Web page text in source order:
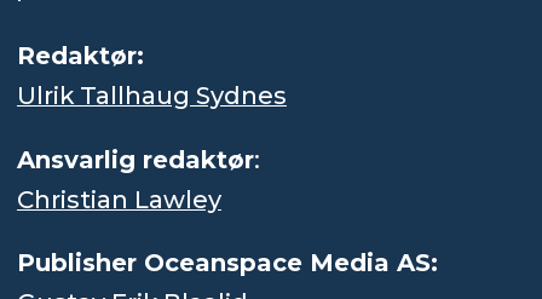
Redaktør:
Ulrik Tallhaug Sydnes
Ansvarlig redaktør:
Christian Lawley
Publisher Oceanspace Media AS: